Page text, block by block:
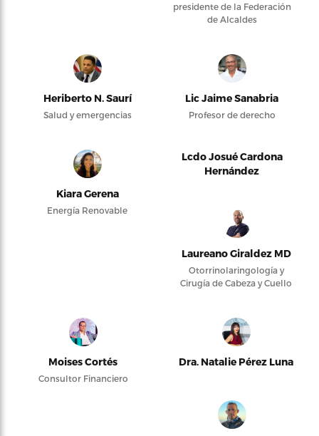
presidente de la Federación
de Alcaldes
Heriberto N. Saurí
Salud y emergencias
Lic Jaime Sanabria
Profesor de derecho
Kiara Gerena
Energía Renovable
Lcdo Josué Cardona
Hernández
Laureano Giraldez MD
Otorrinolaringología y
Cirugía de Cabeza y Cuello
Moises Cortés
Consultor Financiero
Dra. Natalie Pérez Luna